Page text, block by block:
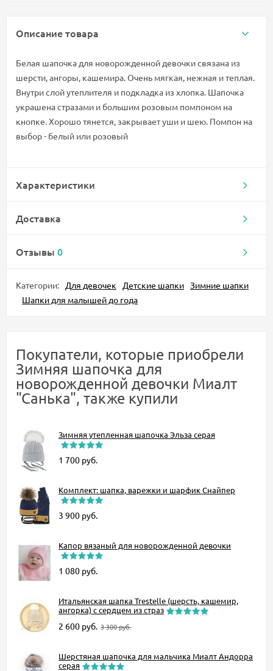
Описание товара
Белая шапочка для новорожденной девочки связана из
шерсти, ангоры, кашемира. Очень мягкая, нежная и теплая.
Внутри слой утеплителя и подкладка из хлопка. Шапочка
украшена стразами и большим розовым помпоном на
кнопке. Хорошо тянется, закрывает уши и шею. Помпон на
выбор - белый или розовый
Характеристики
Доставка
Отзывы 0
Категории: Для девочек Детские шапки Зимние шапки
Шапки для малышей до года
Покупатели, которые приобрели
Зимняя шапочка для
новорожденной девочки Миалт
"Санька", также купили
Зимняя утепленная шапочка Эльза серая
1 700 руб.
Комплект: шапка, варежки и шарфик Снайпер
3 900 руб.
Капор вязаный для новорожденной девочки
1 080 руб.
Итальянская шапка Trestelle (шерсть, кашемир,
ангорка) с сердцем из страз
2 600 руб. 3 300руб.
Шерстяная шапочка для мальчика Миалт Андорра
серая